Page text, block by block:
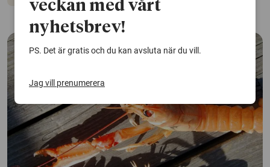
veckan med vårt
nyhetsbrev!
PS. Det är gratis och du kan avsluta när du vill.
Jag vill prenumerera